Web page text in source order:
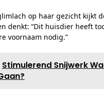
op haar gezicht kijkt
denkt: “Dit huisdier heeft
voornaam nodig.”
Stimulerend Snijwerk